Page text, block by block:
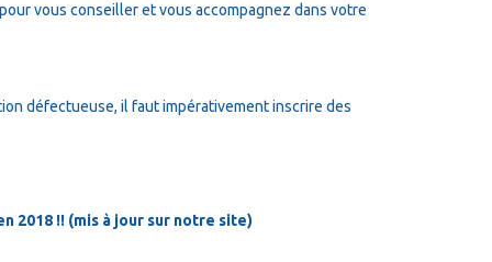
pour vous conseiller et vous accompagnez dans votre
défectueuse, il faut impérativement inscrire des
2018 !! (mis à jour sur notre site)